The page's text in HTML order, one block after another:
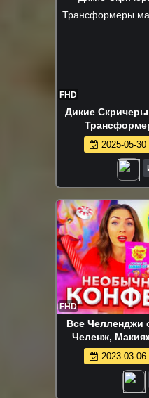
FHD
Дикие
2025-05-30
FHD
Все Челленджи
Челенж,
Челлендж, Блинный Челлендж и др. -
Challenge
КОНФЕТЫ
2023-03-06